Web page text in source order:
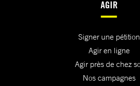
AGIR
Signer une pétition
Agir en ligne
Agir près de chez
Nos campagnes